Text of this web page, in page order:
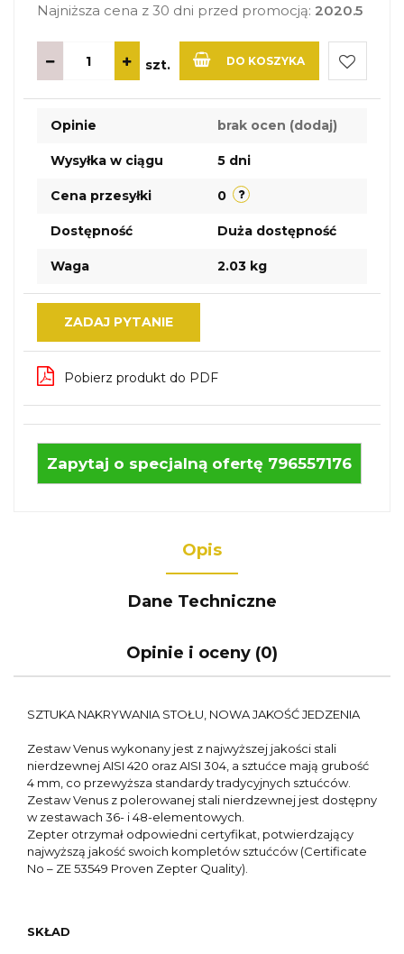
Najniższa cena z 30 dni przed promocją: 2020.5
szt. DO KOSZYKA
Do
Opinie brak ocen (dodaj)
Wysyłka w ciągu 5 dni
Cena przesyłki 0
Dostępność Duża dostępność
Waga 2.03 kg
ZADAJ PYTANIE
Pobierz produkt do PDF
Zapytaj o specjalną ofertę 796557176
Opis
Dane Techniczne
Opinie i oceny (0)
SZTUKA NAKRYWANIA STOŁU, NOWA JAKOŚĆ JEDZENIA
Zestaw Venus wykonany jest z najwyższej jakości stali
nierdzewnej AISI 420 oraz AISI 304, a sztućce mają grubość
4 mm, co przewyższa standardy tradycyjnych sztućców.
Zestaw Venus z polerowanej stali nierdzewnej jest dostępny
w zestawach 36- i 48-elementowych.
Zepter otrzymał odpowiedni certyfikat, potwierdzający
najwyższą jakość swoich kompletów sztućców (Certificate
No – ZE 53549 Proven Zepter Quality).
SKŁAD